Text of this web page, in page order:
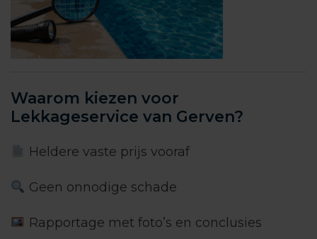
Waarom kiezen voor
Lekkageservice van Gerven?
Heldere vaste prijs vooraf
Geen onnodige schade
Rapportage met foto’s en conclusies